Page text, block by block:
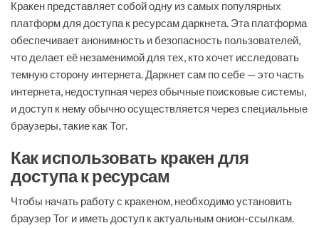
Кракен представляет собой одну из самых популярных
платформ для доступа к ресурсам даркнета. Эта платформа
обеспечивает анонимность и безопасность пользователей,
что делает её незаменимой для тех, кто хочет исследовать
темную сторону интернета. Даркнет сам по себе — это часть
интернета, недоступная через обычные поисковые системы,
и доступ к нему обычно осуществляется через специальные
браузеры, такие как Tor.
Как использовать кракен для
доступа к ресурсам
Чтобы начать работу с кракеном, необходимо установить
браузер Tor и иметь доступ к актуальным онион-ссылкам.